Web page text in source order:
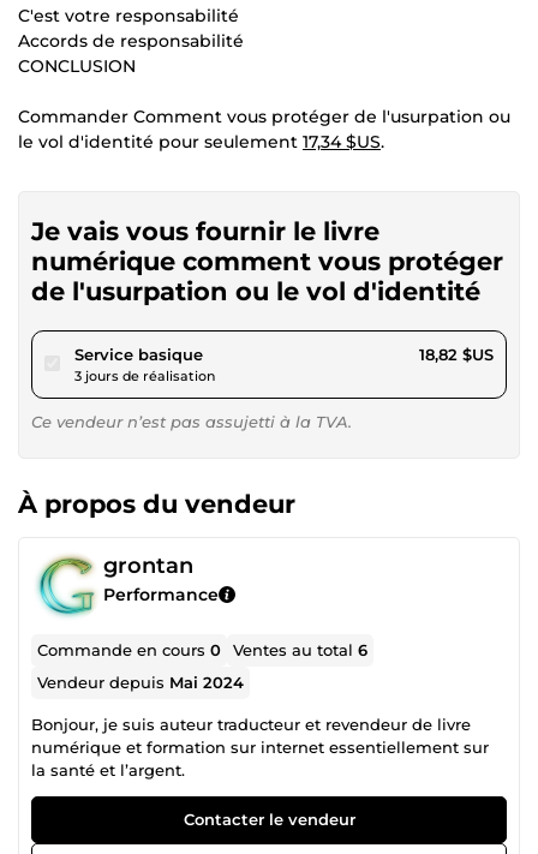
C'est votre responsabilité
Accords de responsabilité
CONCLUSION
Commander Comment vous protéger de l'usurpation ou
le vol d'identité pour seulement 17,34 $US.
Je vais vous fournir le livre
numérique comment vous protéger
de l'usurpation ou le vol d'identité
Service basiquepour 17,34 $US
3 jours de réalisation
18,82 $US
Ce vendeur n’est pas assujetti à la TVA.
À propos du vendeur
grontan
Performance
Commande en cours0 Ventes au total6
Vendeur depuis Mai 2024
Bonjour, je suis auteur traducteur et revendeur de livre
numérique et formation sur internet essentiellement sur
la santé et l’argent.
Contacter le vendeur